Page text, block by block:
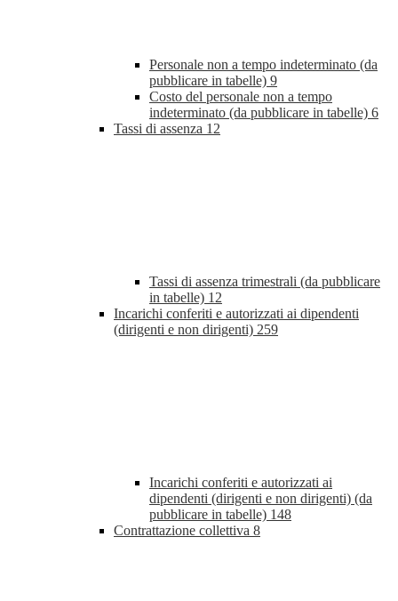
Personale non a tempo indeterminato (da
pubblicare in tabelle) 9
Costo del personale non a tempo
indeterminato (da pubblicare in tabelle) 6
Tassi di assenza 12
Tassi di assenza trimestrali (da pubblicare
in tabelle) 12
Incarichi conferiti e autorizzati ai dipendenti
(dirigenti e non dirigenti) 259
Incarichi conferiti e autorizzati ai
dipendenti (dirigenti e non dirigenti) (da
pubblicare in tabelle) 148
Contrattazione collettiva 8